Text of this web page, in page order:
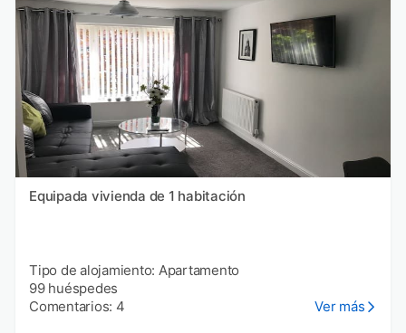
Equipada vivienda de 1 habitación
Tipo de alojamiento: Apartamento
99 huéspedes
Comentarios: 4
Ver más